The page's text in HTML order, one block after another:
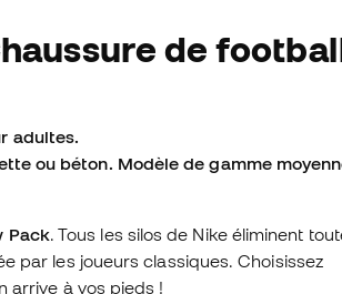
de
adultes.
ou béton. Modèle de gamme
Pack. Tous les silos de Nike éliminent
par les joueurs classiques. Choisissez
arrive à vos pieds !